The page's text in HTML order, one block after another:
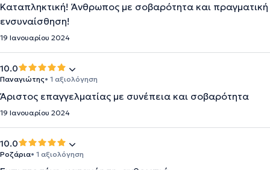
Καταπληκτική! Άνθρωπος με σοβαρότητα και πραγματική
ενσυναίσθηση!
19 Ιανουαρίου 2024
10.0
Παναγιώτης• 1 αξιολόγηση
Άριστος επαγγελματίας με συνέπεια και σοβαρότητα
19 Ιανουαρίου 2024
10.0
Ροζάρια• 1 αξιολόγηση